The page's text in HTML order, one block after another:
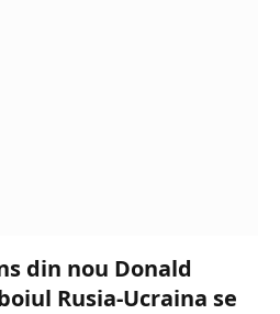
din nou Donald
Rusia-Ucraina se